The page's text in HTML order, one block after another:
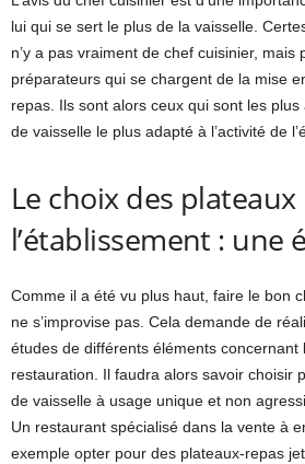
lui qui se sert le plus de la vaisselle.
n’y a pas vraiment de chef cuisinier, mais
préparateurs qui se chargent de la mise
repas. Ils sont alors ceux qui sont les
de vaisselle le plus adapté à l’activité de
Le choix des
l’établissement : une
Comme il a été vu plus haut, faire le bon
ne s’improvise pas. Cela demande de
études de différents éléments concernant
restauration. Il faudra alors savoir choisir
de vaisselle à usage unique et non
Un restaurant spécialisé dans la vente à
exemple opter pour des plateaux-repas